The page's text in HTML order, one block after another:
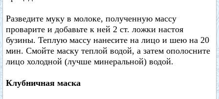
Разведите муку в молоке, полученную массу
проварите и добавьте к ней 2 ст. ложки настоя
бузины. Теплую массу нанесите на лицо и шею на 20
мин. Смойте маску теплой водой, а затем ополосните
лицо холодной (лучше минеральной) водой.
Клубничная маска